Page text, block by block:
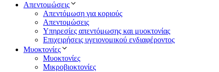
Απεντομώσεις
Απεντόμωση για κοριούς
Απεντομώσεις
Υπηρεσίες απεντόμωσης και μυοκτονίας
Επιχειρήσεις υγειονομικού ενδιαφέροντος
Μυοκτονίες
Μυοκτονίες
Μικροβιοκτονίες